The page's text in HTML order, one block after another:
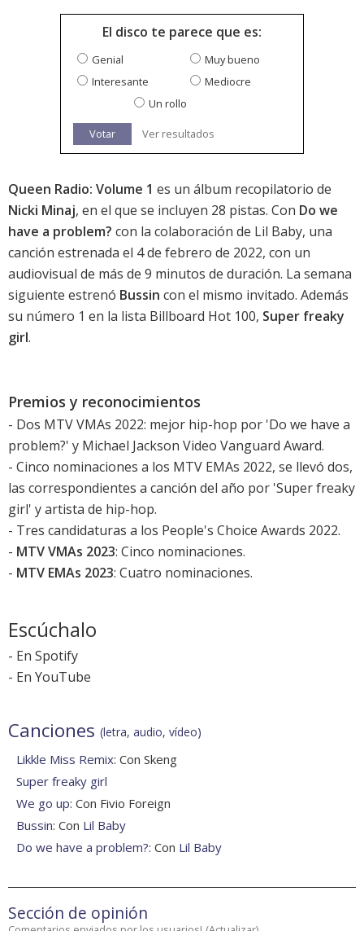
El disco te parece que es:
Genial
Muy bueno
Interesante
Mediocre
Un rollo
Votar Ver resultados
Queen Radio: Volume 1 es un álbum recopilatorio de
Nicki Minaj, en el que se incluyen 28 pistas. Con Do we
have a problem? con la colaboración de Lil Baby, una
canción estrenada el 4 de febrero de 2022, con un
audiovisual de más de 9 minutos de duración. La semana
siguiente estrenó Bussin con el mismo invitado. Además
su número 1 en la lista Billboard Hot 100, Super freaky
girl.
Premios y reconocimientos
- Dos MTV VMAs 2022: mejor hip-hop por 'Do we have a
problem?' y Michael Jackson Video Vanguard Award.
- Cinco nominaciones a los MTV EMAs 2022, se llevó dos,
las correspondientes a canción del año por 'Super freaky
girl' y artista de hip-hop.
- Tres candidaturas a los People's Choice Awards 2022.
- MTV VMAs 2023: Cinco nominaciones.
- MTV EMAs 2023: Cuatro nominaciones.
Escúchalo
- En Spotify
- En YouTube
Canciones (letra, audio, vídeo)
Likkle Miss Remix: Con Skeng
Super freaky girl
We go up: Con Fivio Foreign
Bussin: Con Lil Baby
Do we have a problem?: Con Lil Baby
Sección de opinión